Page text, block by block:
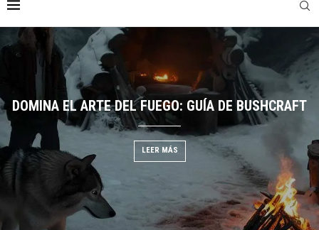
GUÍA DE BUSHCRAFT
MÁS
LA BRÚJULA: GUÍA INDISPENSABLE PARA TUS
AVENTURAS AL AIRE LIBRE
DESCIFRANDO EL
NUBES PARA